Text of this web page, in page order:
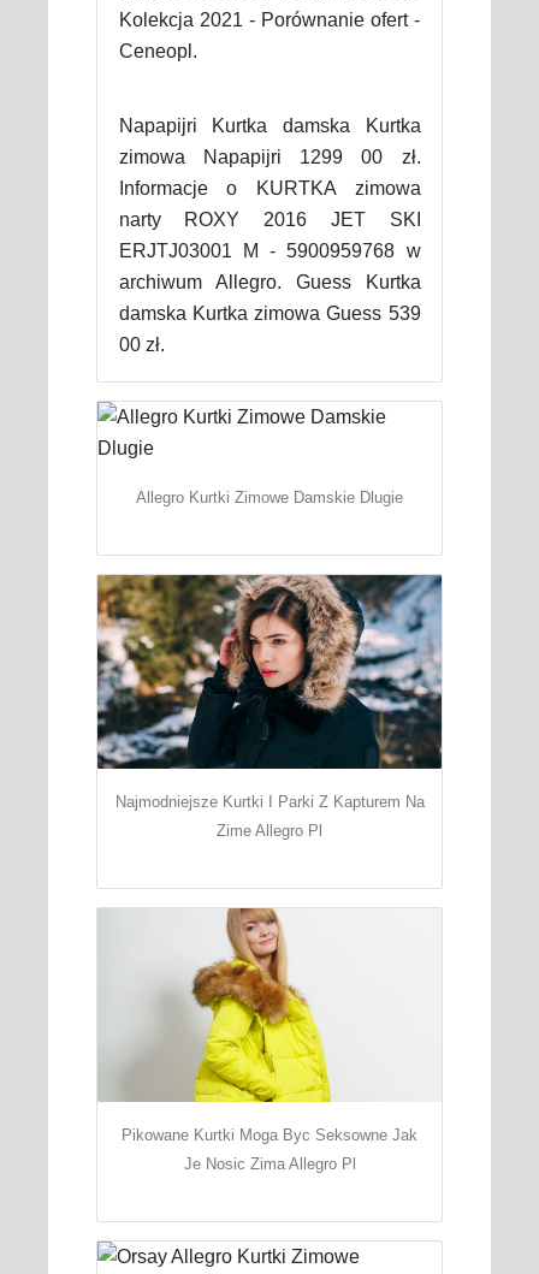
Kolekcja 2021 - Porównanie ofert -
Ceneopl.
Napapijri Kurtka damska Kurtka
zimowa Napapijri 1299 00 zł.
Informacje o KURTKA zimowa
narty ROXY 2016 JET SKI
ERJTJ03001 M - 5900959768 w
archiwum Allegro. Guess Kurtka
damska Kurtka zimowa Guess 539
00 zł.
Allegro Kurtki Zimowe Damskie Dlugie
Najmodniejsze Kurtki I Parki Z Kapturem Na
Zime Allegro Pl
Pikowane Kurtki Moga Byc Seksowne Jak
Je Nosic Zima Allegro Pl